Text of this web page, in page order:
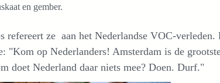
en gember.
refereert ze aan het Nederlandse VOC-
"Kom op Nederlanders! Amsterdam is de
doet Nederland daar niets mee? Doen. Durf."